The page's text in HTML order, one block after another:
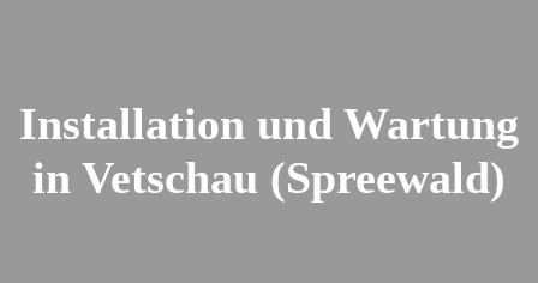
Installation und Wartung
in Vetschau (Spreewald)